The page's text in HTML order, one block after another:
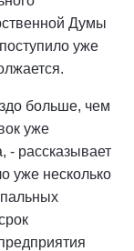
Думы
уже
больше, чем
уже
- рассказывает
уже несколько